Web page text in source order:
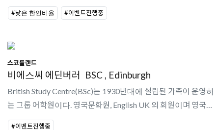
개의 센터를 가지고 있다.영국 내 센터: 런던, 맨체스터, 요크, 브라
이튼, 에딘버러..
#낮은 한인비율 #이벤트진행중
스코틀랜드
비에스씨 에딘버러 BSC , Edinburgh
British Study Centre(BSc)는 1930년대에 설립된 가족이 운영하
는 그룹 어학원이다. 영국문화원, English UK 의 회원이며 영국에
5개의 센터를 가지고 있다.영국 내 센터: 런던, 맨체스터, 요크, 브
#이벤트진행중